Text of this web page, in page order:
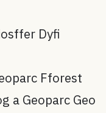
Dyfi
Fforest
a Geoparc Geo